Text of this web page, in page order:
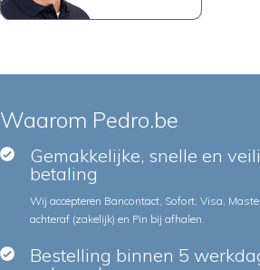
Waarom Pedro.be
Gemakkelijke, snelle en
betaling
Wij accepteren Bancontact, Sofort, Visa,
achteraf (zakelijk) en Pin bij afhalen.
Bestelling binnen 5